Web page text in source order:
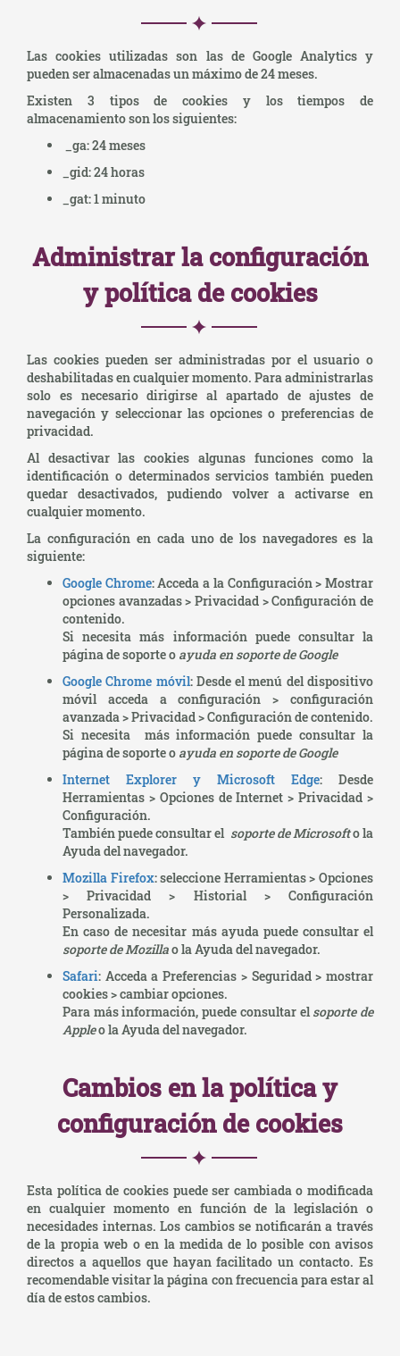
Las cookies utilizadas son las de Google Analytics y
pueden ser almacenadas un máximo de 24 meses.
Existen 3 tipos de cookies y los tiempos de
almacenamiento son los siguientes:
_ga: 24 meses
_gid: 24 horas
_gat: 1 minuto
Administrar la configuración
y política de cookies
Las cookies pueden ser administradas por el usuario o
deshabilitadas en cualquier momento. Para administrarlas
solo es necesario dirigirse al apartado de ajustes de
navegación y seleccionar las opciones o preferencias de
privacidad.
Al desactivar las cookies algunas funciones como la
identificación o determinados servicios también pueden
quedar desactivados, pudiendo volver a activarse en
cualquier momento.
La configuración en cada uno de los navegadores es la
siguiente:
Google Chrome: Acceda a la Configuración > Mostrar
opciones avanzadas > Privacidad > Configuración de
contenido.
Si necesita más información puede consultar la
página de soporte o ayuda en soporte de Google
Google Chrome móvil: Desde el menú del dispositivo
móvil acceda a configuración > configuración
avanzada > Privacidad > Configuración de contenido.
Si necesita más información puede consultar la
página de soporte o ayuda en soporte de Google
Internet Explorer y Microsoft Edge: Desde
Herramientas > Opciones de Internet > Privacidad >
Configuración.
También puede consultar el soporte de Microsofto la
Ayuda del navegador.
Mozilla Firefox: seleccione Herramientas > Opciones
> Privacidad > Historial > Configuración
Personalizada.
En caso de necesitar más ayuda puede consultar el
soporte de Mozillao la Ayuda del navegador.
Safari: Acceda a Preferencias > Seguridad > mostrar
cookies > cambiar opciones.
Para más información, puede consultar elsoporte de
Appleo la Ayuda del navegador.
Cambios en la política y
configuración de cookies
Esta política de cookies puede ser cambiada o modificada
en cualquier momento en función de la legislación o
necesidades internas. Los cambios se notificarán a través
de la propia web o en la medida de lo posible con avisos
directos a aquellos que hayan facilitado un contacto. Es
recomendable visitar la página con frecuencia para estar al
día de estos cambios.